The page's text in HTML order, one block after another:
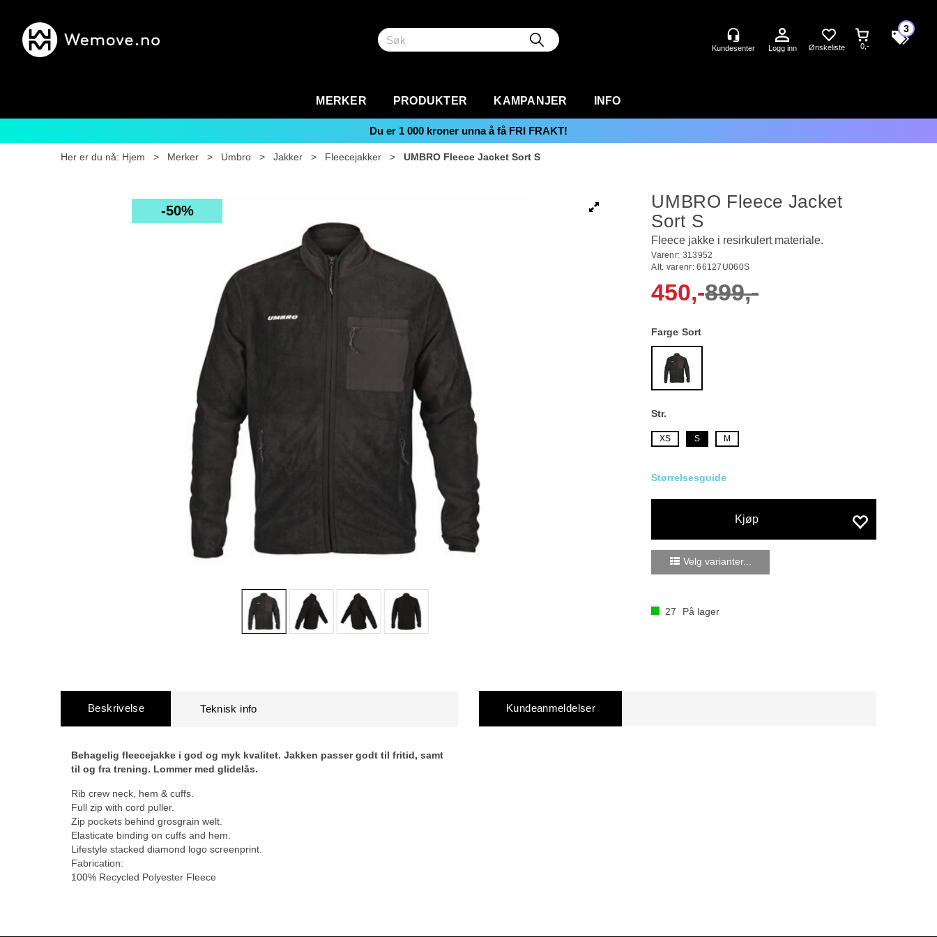
Logg inn 0,-
3
MERKER PRODUKTER KAMPANJER INFO
Du er 1 000 kroner unna å få FRI FRAKT!
Her er du nå: Hjem > Merker > Umbro > Jakker > Fleecejakker > UMBRO Fleece Jacket Sort S
50%
UMBRO Fleece Jacket
Sort S
Fleece jakke i resirkulert materiale.
Varenr: 313952
Alt. varenr:66127U060S
450,-899,-
Farge Sort
Str.
XS S M
Størrelsesguide
Kjøp
Velg varianter...
27 På lager
Beskrivelse
Behagelig fleecejakke i god og myk kvalitet. Jakken passer godt til fritid, samt
til og fra trening. Lommer med glidelås.
Rib crew neck, hem & cuffs.
Full zip with cord puller.
Zip pockets behind grosgrain welt.
Elasticate binding on cuffs and hem.
Lifestyle stacked diamond logo screenprint.
Fabrication:
100% Recycled Polyester Fleece
Kundeanmeldelser